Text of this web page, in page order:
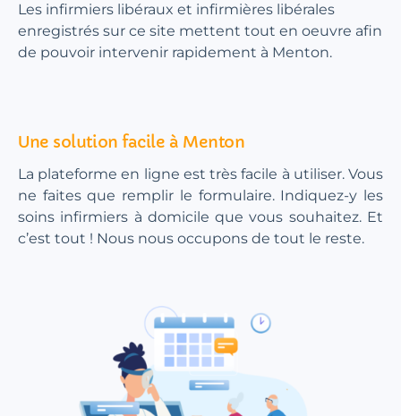
Les infirmiers libéraux et infirmières libérales
enregistrés sur ce site mettent tout en oeuvre afin
de pouvoir intervenir rapidement à Menton.
Une solution facile à Menton
La plateforme en ligne est très facile à utiliser. Vous
ne faites que remplir le formulaire. Indiquez-y les
soins infirmiers à domicile que vous souhaitez. Et
c’est tout ! Nous nous occupons de tout le reste.